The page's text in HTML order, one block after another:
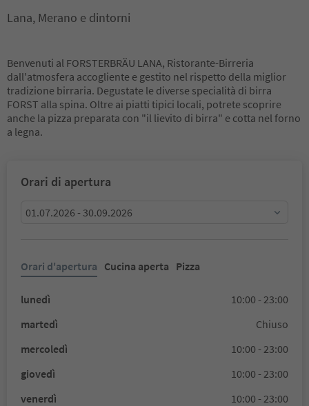
Lana, Merano e dintorni
Benvenuti al FORSTERBRÄU LANA, Ristorante-Birreria
dall'atmosfera accogliente e gestito nel rispetto della miglior
tradizione birraria. Degustate le diverse specialità di birra
FORST alla spina. Oltre ai piatti tipici locali, potrete scoprire
anche la pizza preparata con "il lievito di birra" e cotta nel forno
a legna.
Orari di apertura
01.07.2026 - 30.09.2026
Orari d'apertura Cucina aperta Pizza
lunedì
10:00 - 23:00
martedì
Chiuso
mercoledì
10:00 - 23:00
giovedì
10:00 - 23:00
venerdì
10:00 - 23:00